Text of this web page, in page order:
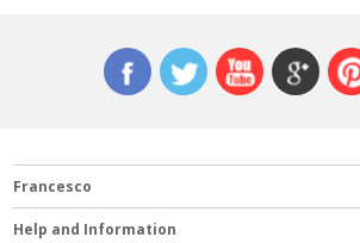
Francesco
Help and Information